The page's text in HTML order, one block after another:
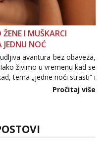
I MUŠKARCI
JEDNU NOĆ
avantura bez obaveza,
živimo u vremenu kad se
tema „jedne noći strasti“ i
zapravo misle žene, a što
Pročitaj više